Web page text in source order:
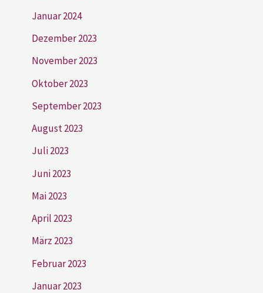
Januar 2024
Dezember 2023
November 2023
Oktober 2023
September 2023
August 2023
Juli 2023
Juni 2023
Mai 2023
April 2023
März 2023
Februar 2023
Januar 2023